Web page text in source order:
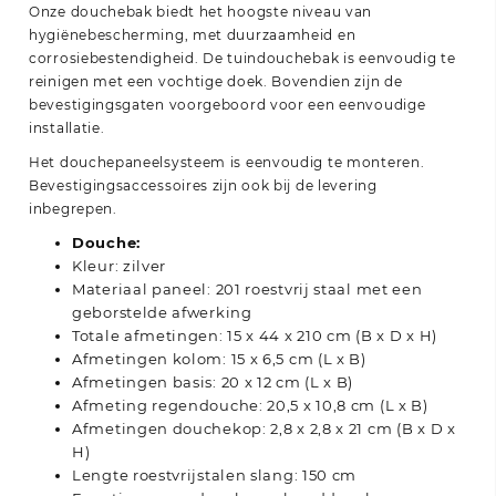
Onze douchebak biedt het hoogste niveau van
hygiënebescherming, met duurzaamheid en
corrosiebestendigheid. De tuindouchebak is eenvoudig te
reinigen met een vochtige doek. Bovendien zijn de
bevestigingsgaten voorgeboord voor een eenvoudige
installatie.
Het douchepaneelsysteem is eenvoudig te monteren.
Bevestigingsaccessoires zijn ook bij de levering
inbegrepen.
Douche:
Kleur: zilver
Materiaal paneel: 201 roestvrij staal met een
geborstelde afwerking
Totale afmetingen: 15 x 44 x 210 cm (B x D x H)
Afmetingen kolom: 15 x 6,5 cm (L x B)
Afmetingen basis: 20 x 12 cm (L x B)
Afmeting regendouche: 20,5 x 10,8 cm (L x B)
Afmetingen douchekop: 2,8 x 2,8 x 21 cm (B x D x
H)
Lengte roestvrijstalen slang: 150 cm